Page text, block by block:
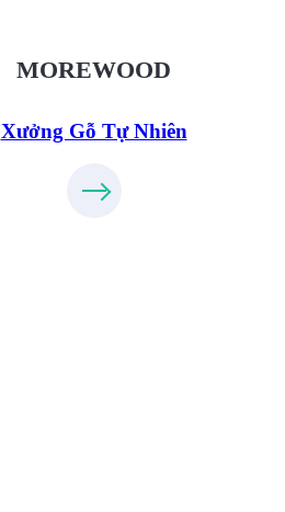
MOREWOOD
Xưởng Gỗ Tự Nhiên